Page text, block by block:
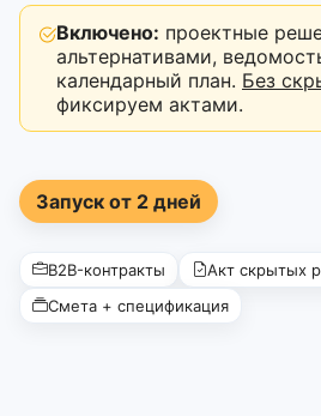
Включено: проектные
альтернативами,
календарный план. Без
фиксируем актами.
Запуск от 2 дней
B2B-контракты
Акт скрытых
Смета + спецификация